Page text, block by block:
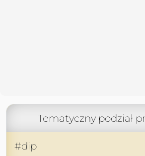
Tematyczny podział
#dip